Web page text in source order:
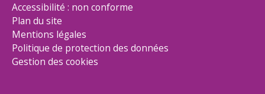
Accessibilité : non conforme
Plan du site
Mentions légales
Politique de protection des données
Gestion des cookies